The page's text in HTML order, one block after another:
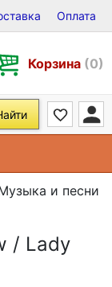
CD и DVDОплата
Корзина (0)
и песни
/ Lady